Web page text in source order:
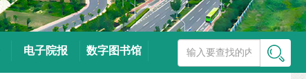
电子院报 数字图书馆